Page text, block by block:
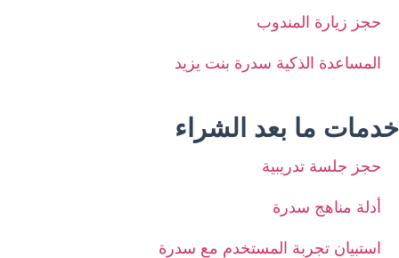
حجز زيارة المندوب
المساعدة الذكية سدرة بنت يزيد
خدمات ما بعد الشراء
حجز جلسة تدريبية
أدلة مناهج سدرة
استبيان تجربة المستخدم مع سدرة